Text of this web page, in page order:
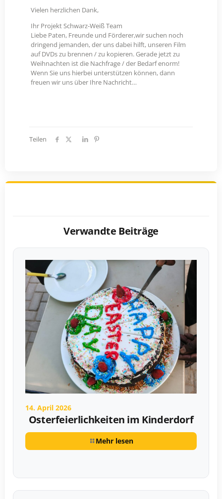
Vielen herzlichen Dank,
Ihr Projekt Schwarz-Weiß Team
Liebe Paten, Freunde und Förderer,wir suchen noch
dringend jemanden, der uns dabei hilft, unseren Film
auf DVDs zu brennen / zu kopieren. Gerade jetzt zu
Weihnachten ist die Nachfrage / der Bedarf enorm!
Wenn Sie uns hierbei unterstützen können, dann
freuen wir uns über Ihre Nachricht…
Teilen
Verwandte Beiträge
14. April 2026
Osterfeierlichkeiten im Kinderdorf
Mehr lesen